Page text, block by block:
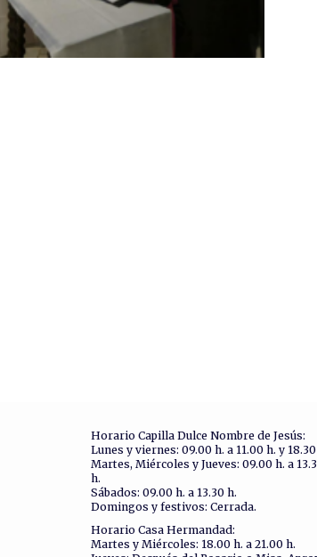
Horario Capilla Dulce Nombre de Jesús:
Lunes y viernes: 09.00 h. a 11.00 h. y 18.30
Martes, Miércoles y Jueves: 09.00 h. a
h.
Sábados: 09.00 h. a 13.30 h.
Domingos y festivos: Cerrada.
Horario Casa Hermandad:
Martes y Miércoles: 18.00 h. a 21.00 h.